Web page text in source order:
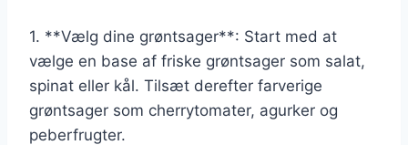
1. **Vælg dine grøntsager**: Start med at
vælge en base af friske grøntsager som salat,
spinat eller kål. Tilsæt derefter farverige
grøntsager som cherrytomater, agurker og
peberfrugter.